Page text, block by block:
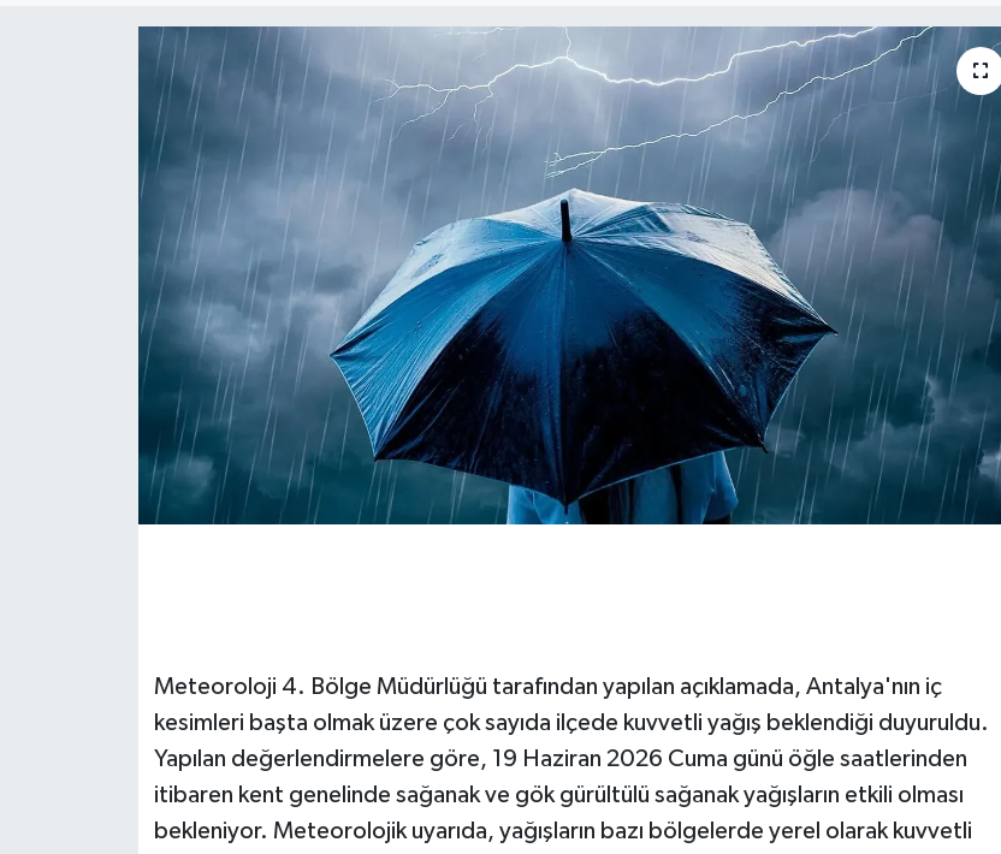
Meteoroloji 4. Bölge Müdürlüğü tarafından yapılan açıklamada, Antalya'nın iç
kesimleri başta olmak üzere çok sayıda ilçede kuvvetli yağış beklendiği duyuruldu.
Yapılan değerlendirmelere göre, 19 Haziran 2026 Cuma günü öğle saatlerinden
itibaren kent genelinde sağanak ve gök gürültülü sağanak yağışların etkili olması
bekleniyor. Meteorolojik uyarıda, yağışların bazı bölgelerde yerel olarak kuvvetli
Resmi Reklamlar